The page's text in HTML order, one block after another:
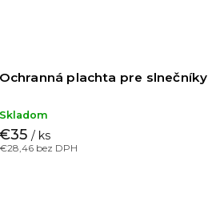
Ochranná plachta pre slnečníky
Skladom
€28,46 bez DPH
€35 / ks